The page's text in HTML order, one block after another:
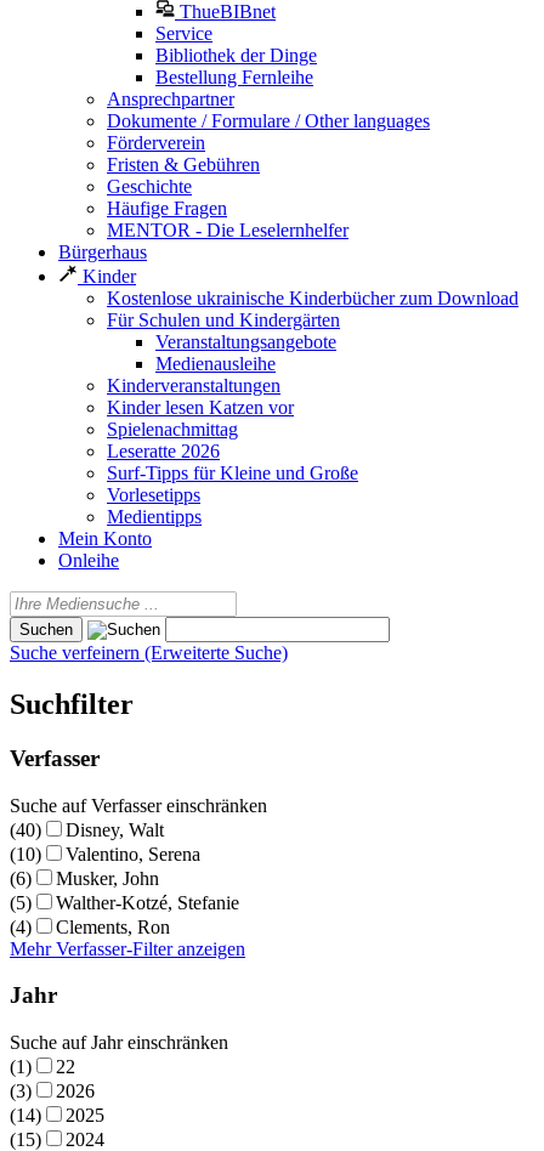
ThueBIBnet
Service
Bibliothek der Dinge
Bestellung Fernleihe
Ansprechpartner
Dokumente / Formulare / Other languages
Förderverein
Fristen & Gebühren
Geschichte
Häufige Fragen
MENTOR - Die Leselernhelfer
Bürgerhaus
Kinder
Kostenlose ukrainische Kinderbücher zum Download
Für Schulen und Kindergärten
Veranstaltungsangebote
Medienausleihe
Kinderveranstaltungen
Kinder lesen Katzen vor
Spielenachmittag
Leseratte 2026
Surf-Tipps für Kleine und Große
Vorlesetipps
Medientipps
Mein Konto
Onleihe
Suche verfeinern (Erweiterte Suche)
Suchfilter
Verfasser
Suche auf Verfasser einschränken
(40)
Disney, Walt
(10)
Valentino, Serena
(6)
Musker, John
(5)
Walther-Kotzé, Stefanie
(4)
Clements, Ron
Mehr Verfasser-Filter anzeigen
Jahr
Suche auf Jahr einschränken
(1)
22
(3)
2026
(14)
2025
(15)
2024